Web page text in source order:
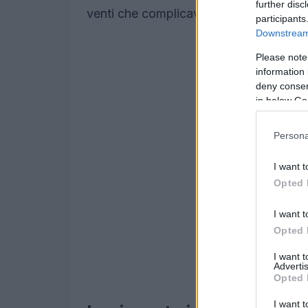
further
Please
information
deny
in below
I want
Opted
I want
Opted
I want
Opted
I want
venti che complicavano ulteriormente